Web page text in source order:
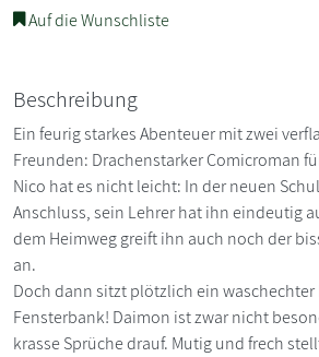
Auf die Wunschliste
Beschreibung
Ein feurig starkes Abenteuer mit zwei
Freunden: Drachenstarker Comicroman
Nico hat es nicht leicht: In der neuen
Anschluss, sein Lehrer hat ihn eindeutig
dem Heimweg greift ihn auch noch der
an.
Doch dann sitzt plötzlich ein waschechter
Fensterbank! Daimon ist zwar nicht
krasse Sprüche drauf. Mutig und frech